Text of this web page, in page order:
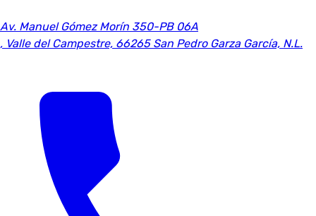
Av. Manuel Gómez Morín 350-PB 06A
, Valle del Campestre, 66265 San Pedro Garza García, N.L.